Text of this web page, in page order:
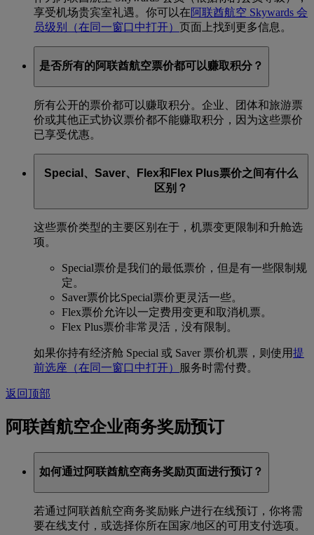
享受机场贵宾室礼遇。你可以在阿联酋航空 Skywards 会
员级别
（在同一窗口中打开） 页面上找到更多信息。
是否所有的阿联酋航空票价都可以赚取积分？
所有公开的票价都可以赚取积分。企业、团体和旅游票
价或其他正式协议票价都不能赚取积分，因为这些票价
已享受优惠。
Special、Saver、Flex和Flex Plus票价之间有什么
区别？
这些票价类型的主要区别在于，机票变更限制和升舱选
项。
Special票价是我们的最低票价，但是有一些限制规
定。
Saver票价比Special票价更灵活一些。
Flex票价允许以一定费用变更和取消机票。
Flex Plus票价非常灵活，没有限制。
如果你持有经济舱 Special 或 Saver 票价机票，则使用提
前选座 （在同一窗口中打开） 服务时需付费。
返回顶部
阿联酋航空企业商务奖励预订
如何通过阿联酋航空商务奖励页面进行预订？
若通过阿联酋航空商务奖励账户进行在线预订，你将需
要在线支付，或选择你所在国家/地区的可用支付选项。